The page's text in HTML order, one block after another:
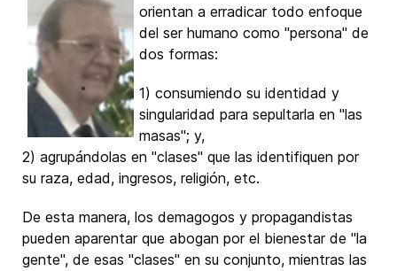
orientan a erradicar todo enfoque
del ser humano como "persona" de
dos formas:
1) consumiendo su identidad y
singularidad para sepultarla en "las
masas"; y,
2) agrupándolas en "clases" que las identifiquen por
su raza, edad, ingresos, religión, etc.
De esta manera, los demagogos y propagandistas
pueden aparentar que abogan por el bienestar de "la
gente", de esas "clases" en su conjunto, mientras las